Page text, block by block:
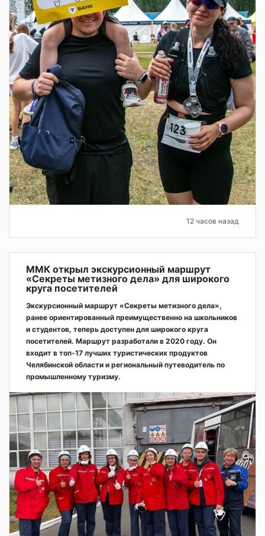
12 часов назад
ММК открыл экскурсионный маршрут
«Секреты метизного дела» для широкого
круга посетителей
Экскурсионный маршрут «Секреты метизного дела»,
ранее ориентированный преимущественно на школьников
и студентов, теперь доступен для широкого круга
посетителей. Маршрут разработали в 2020 году. Он
входит в топ-17 лучших туристических продуктов
Челябинской области и региональный путеводитель по
промышленному туризму.